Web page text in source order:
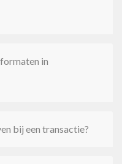
in
bij een transactie?